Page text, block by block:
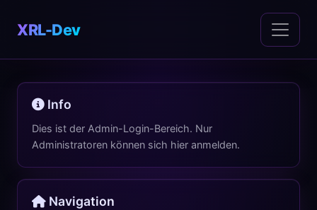
XRL-Dev
Info
Dies ist der Admin-Login-Bereich. Nur
Administratoren können sich hier anmelden.
Navigation